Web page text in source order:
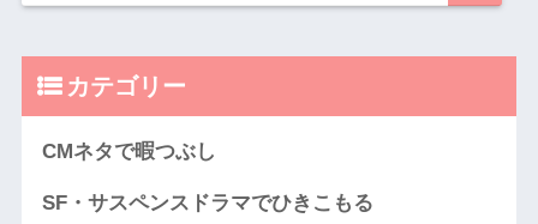
カテゴリー
CMネタで暇つぶし
SF・サスペンスドラマでひきこもる